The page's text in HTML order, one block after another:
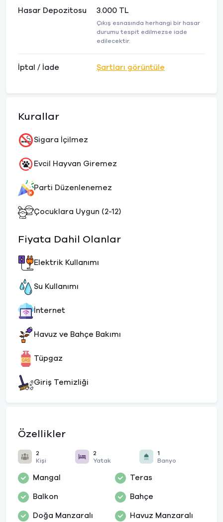
Hasar Depozitosu 3.000 TL
Çıkış esnasında herhangi bir hasar
durumu tespit edilmezse iade
edilecektir.
İptal / İade Şartları görüntüle
Kurallar
Sigara İçilmez
Evcil Hayvan Giremez
Parti Düzenlenemez
Çocuklara Uygun (2-12)
Fiyata Dahil Olanlar
Elektrik Kullanımı
Su Kullanımı
İnternet
Havuz ve Bahçe Bakımı
Tüpgaz
Giriş Temizliği
Özellikler
2
Kişi
2
Yatak
1
Banyo
Mangal Teras
Balkon Bahçe
Doğa Manzaralı Havuz Manzaralı